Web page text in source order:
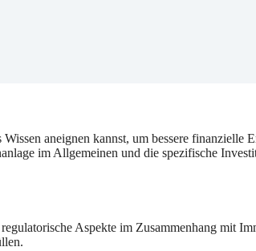
aneignen kannst, um bessere finanzielle
im Allgemeinen und die spezifische
Aspekte im Zusammenhang mit